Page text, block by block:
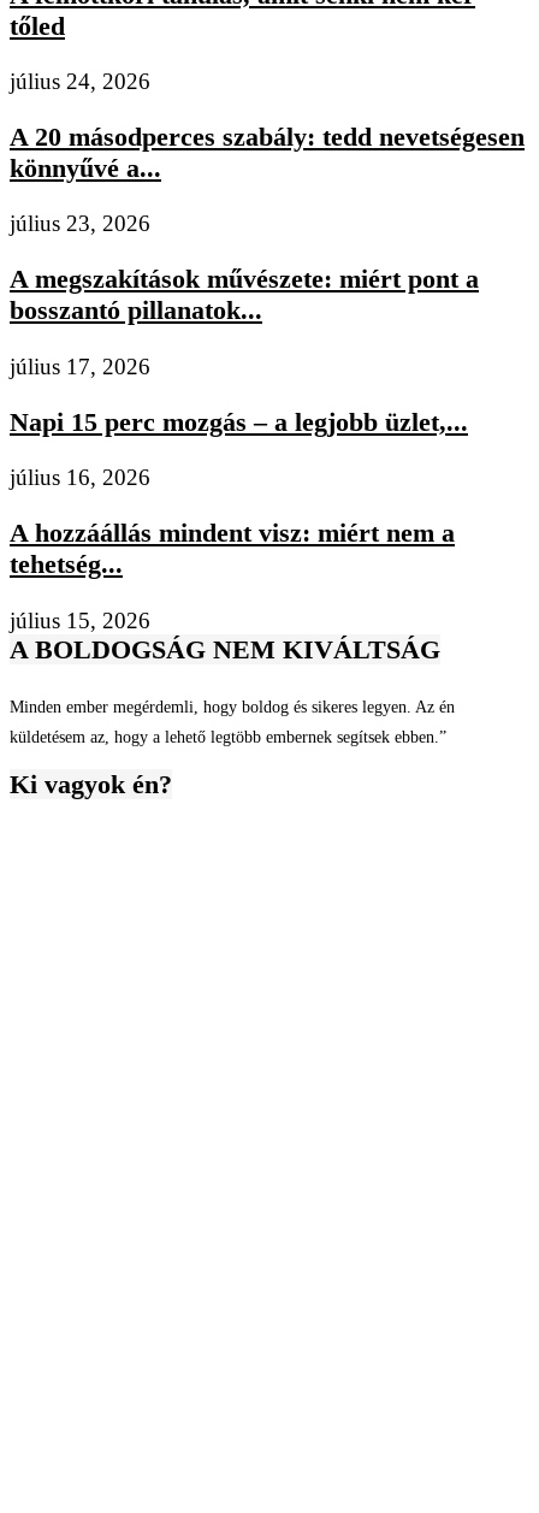
tőled
július 24, 2026
A 20 másodperces szabály: tedd nevetségesen
könnyűvé a...
július 23, 2026
A megszakítások művészete: miért pont a
bosszantó pillanatok...
július 17, 2026
Napi 15 perc mozgás – a legjobb üzlet,...
július 16, 2026
A hozzáállás mindent visz: miért nem a
tehetség...
július 15, 2026
A BOLDOGSÁG NEM KIVÁLTSÁG
Minden ember megérdemli, hogy boldog és sikeres legyen. Az én
küldetésem az, hogy a lehető legtöbb embernek segítsek ebben.”
Ki vagyok én?